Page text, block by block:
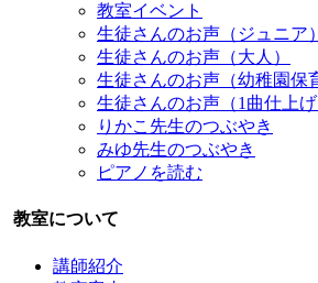
教室イベント
生徒さんのお声（ジュニア）
生徒さんのお声（大人）
生徒さんのお声（幼稚園保
生徒さんのお声（1曲仕上げ
りかこ先生のつぶやき
みゆ先生のつぶやき
ピアノを読む
教室について
講師紹介